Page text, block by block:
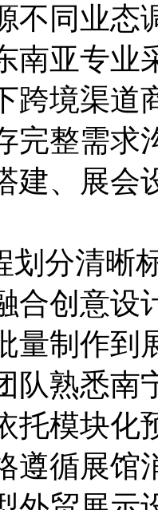
不同业态
南亚专业
跨境渠道
完整需求
建、展会
划分清晰
合创意设
量制作到
队熟悉南
托模块化
遵循展馆